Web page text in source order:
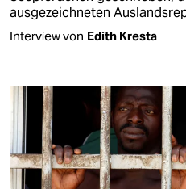
ausgezeichneten
Interview von Edith Kresta